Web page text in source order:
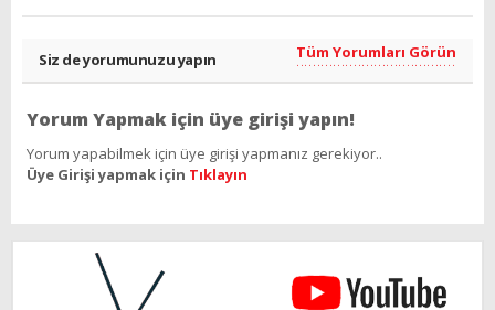
Siz de yorumunuzu yapın Tüm Yorumları Görün
Yorum Yapmak için üye girişi yapın!
Yorum yapabilmek için üye girişi yapmanız gerekiyor..
Üye Girişi yapmak için Tıklayın